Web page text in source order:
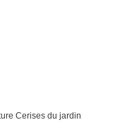
Cerises du jardin